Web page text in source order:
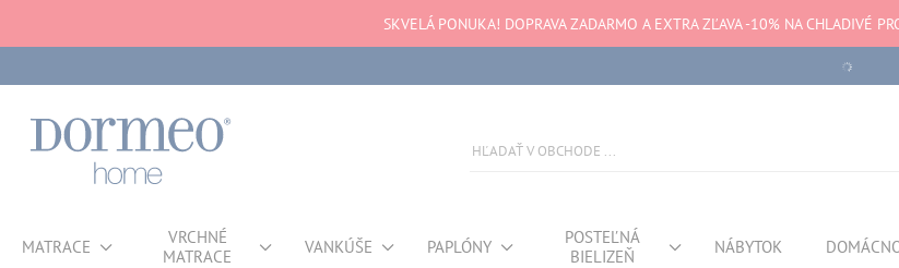
SKVELÁ PONUKA! DOPRAVA ZADARMO A EXTRA ZĽAVA -10% NA CHLADIVÉ
Chyba pri načítaní
MATRACE
VRCHNÉ
MATRACE
VANKÚŠE PAPLÓNY
POSTEĽNÁ
BIELIZEŇ
NÁBYTOK